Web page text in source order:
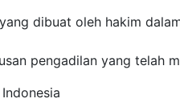
dibuat oleh hakim
pengadilan yang telah